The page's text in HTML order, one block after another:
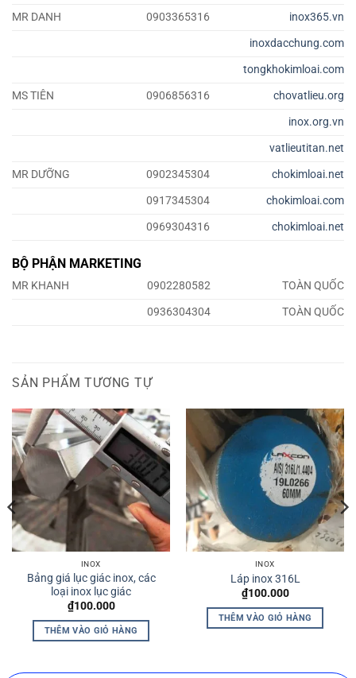
MR DANH
0903365316
inox365.vn
inoxdacchung.com
tongkhokimloai.com
MS TIÊN
0906856316
chovatlieu.org
inox.org.vn
vatlieutitan.net
MR DƯỠNG
0902345304
chokimloai.net
0917345304
chokimloai.com
0969304316
chokimloai.net
BỘ PHẬN MARKETING
MR KHANH 0902280582
TOÀN QUỐC
0936304304
TOÀN QUỐC
SẢN PHẨM TƯƠNG TỰ
INOX
Bảng giá lục giác inox, các
loại inox lục giác
₫100.000
THÊM VÀO GIỎ HÀNG
INOX
Láp inox 316L
₫100.000
THÊM VÀO GIỎ HÀNG